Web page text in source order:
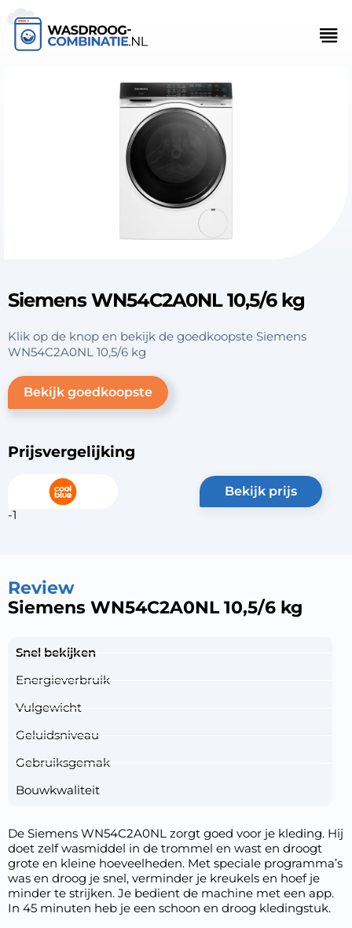
Siemens WN54C2A0NL 10,5/6 kg
Klik op de knop en bekijk de goedkoopste Siemens
WN54C2A0NL 10,5/6 kg
Bekijk goedkoopste
Prijsvergelijking
bekijk prijs
-1
Review
Siemens WN54C2A0NL 10,5/6 kg
Snel bekijken
Energieverbruik
Vulgewicht
Geluidsniveau
Gebruiksgemak
Bouwkwaliteit
De Siemens WN54C2A0NL zorgt goed voor je kleding. Hij
doet zelf wasmiddel in de trommel en wast en droogt
grote en kleine hoeveelheden. Met speciale programma’s
was en droog je snel, verminder je kreukels en hoef je
minder te strijken. Je bedient de machine met een app.
In 45 minuten heb je een schoon en droog kledingstuk.